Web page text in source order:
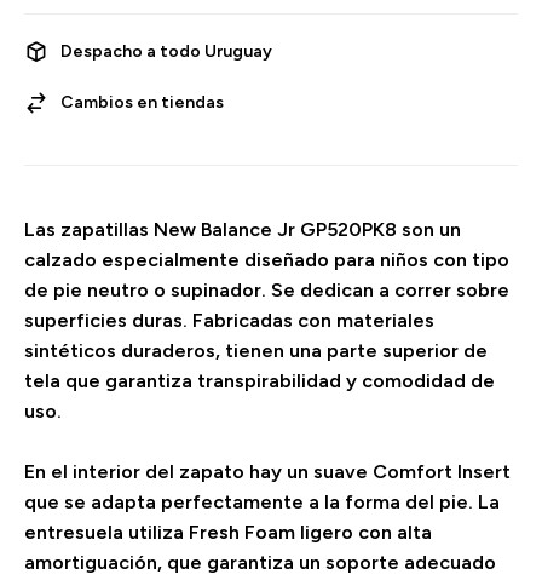
Despacho a todo Uruguay
Cambios en tiendas
Las zapatillas New Balance Jr GP520PK8 son un
calzado especialmente diseñado para niños con tipo
de pie neutro o supinador. Se dedican a correr sobre
superficies duras. Fabricadas con materiales
sintéticos duraderos, tienen una parte superior de
tela que garantiza transpirabilidad y comodidad de
uso.
En el interior del zapato hay un suave Comfort Insert
que se adapta perfectamente a la forma del pie. La
entresuela utiliza Fresh Foam ligero con alta
amortiguación, que garantiza un soporte adecuado